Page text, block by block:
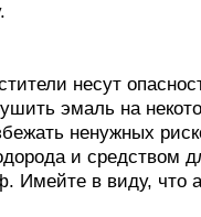
несут
эмаль на
ненужных
и средством
в виду, что